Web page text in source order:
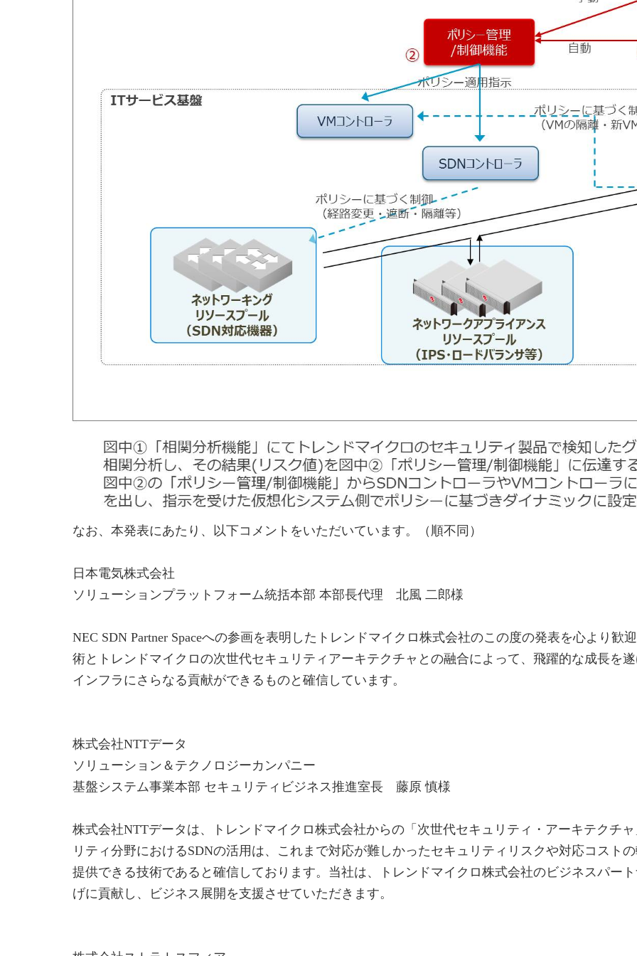
なお、本発表にあたり、以下コメントをいただいています。（順不同）
日本電気株式会社
ソリューションプラットフォーム統括本部 本部長代理 北風 二郎様
NEC SDN Partner Spaceへの参画を表明したトレンドマイクロ株式会社のこの度の発表を心より歓
術とトレンドマイクロの次世代セキュリティアーキテクチャとの融合によって、飛躍的な成長を
インフラにさらなる貢献ができるものと確信しています。
株式会社NTTデータ
ソリューション＆テクノロジーカンパニー
基盤システム事業本部 セキュリティビジネス推進室長 藤原 慎様
株式会社NTTデータは、トレンドマイクロ株式会社からの「次世代セキュリティ・アーキテクチ
リティ分野におけるSDNの活用は、これまで対応が難しかったセキュリティリスクや対応コスト
提供できる技術であると確信しております。当社は、トレンドマイクロ株式会社のビジネスパー
げに貢献し、ビジネス展開を支援させていただきます。